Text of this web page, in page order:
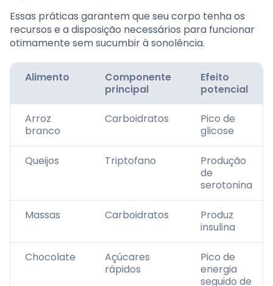
Essas práticas garantem que seu corpo tenha os
recursos e a disposição necessários para funcionar
otimamente sem sucumbir à sonolência.
Alimento
Componente
principal
Efeito
potencial
Arroz
branco
Carboidratos
Pico de
glicose
Queijos Triptofano
Produção
de
serotonina
Massas Carboidratos
Produz
insulina
Chocolate
Açúcares
rápidos
Pico de
energia
seguido de